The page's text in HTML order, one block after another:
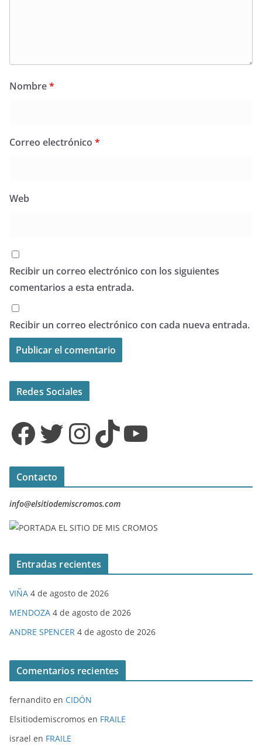
Nombre*
Correo electrónico *
Web
Recibir un correo electrónico con los siguientes
comentarios a esta entrada.
Recibir un correo electrónico con cada nueva entrada.
Redes Sociales
Facebook Twitter InstagramTikTok YouTube
Contacto
info@elsitiodemiscromos.com
Entradas recientes
VIÑA 4 de agosto de 2026
MENDOZA 4 de agosto de 2026
ANDRE SPENCER 4 de agosto de 2026
Comentarios recientes
fernandito en CIDÓN
Elsitiodemiscromos en FRAILE
israel en FRAILE